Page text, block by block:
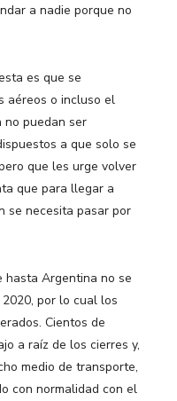
a nadie porque no
es que se
aéreos o incluso el
no puedan ser
a que solo se
que les urge volver
que para llegar a
se necesita pasar por
hasta Argentina no se
por lo cual los
Cientos de
a raíz de los cierres y,
medio de transporte,
con normalidad con el